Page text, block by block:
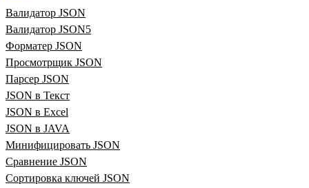
Валидатор JSON
Валидатор JSON5
Форматер JSON
Просмотрщик JSON
Парсер JSON
JSON в Текст
JSON в Excel
JSON в JAVA
Минифицировать JSON
Сравнение JSON
Сортировка ключей JSON